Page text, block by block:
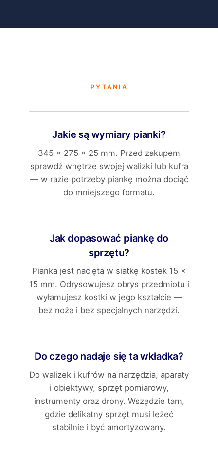
PYTANIA
Jakie są wymiary pianki?
345 × 275 × 25 mm. Przed zakupem
sprawdź wnętrze swojej walizki lub kufra
— w razie potrzeby piankę można dociąć
do mniejszego formatu.
Jak dopasować piankę do
sprzętu?
Pianka jest nacięta w siatkę kostek 15 ×
15 mm. Odrysowujesz obrys przedmiotu i
wyłamujesz kostki w jego kształcie —
bez noża i bez specjalnych narzędzi.
Do czego nadaje się ta wkładka?
Do walizek i kufrów na narzędzia, aparaty
i obiektywy, sprzęt pomiarowy,
instrumenty oraz drony. Wszędzie tam,
gdzie delikatny sprzęt musi leżeć
stabilnie i być amortyzowany.